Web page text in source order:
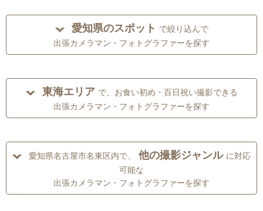
愛知県のスポット で絞り込んで
出張カメラマン・フォトグラファーを探す
東海エリア で、お食い初め・百日祝い撮影できる
出張カメラマン・フォトグラファーを探す
愛知県名古屋市名東区内で、 他の撮影ジャンル に対応
可能な
出張カメラマン・フォトグラファーを探す